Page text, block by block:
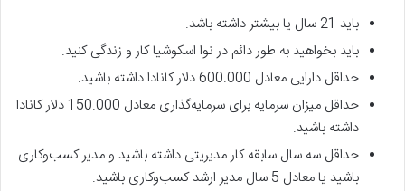
باید 21 سال یا بیشتر داشته باشد.
باید بخواهید به طور دائم در نوا اسکوشیا کار و زندگی کنید.
حداقل دارایی معادل 600.000 دلار کانادا داشته باشید.
حداقل میزان سرمایه‌ برای سرمایه‌گذاری معادل 150.000 دلار کانادا
داشته باشید.
حداقل سه سال سابقه کار مدیریتی داشته باشید و مدیر کسب‌وکاری
باشید یا معادل 5 سال مدیر ارشد کسب‌وکاری باشید.